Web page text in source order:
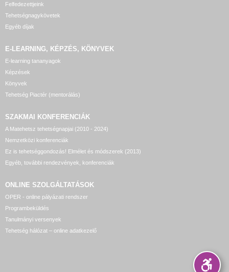
Felfedezettjeink
Tehetségnagykövetek
Egyéb díjak
E-LEARNING, KÉPZÉS, KÖNYVEK
E-learning tananyagok
Képzések
Könyvek
Tehetség Piactér (mentorálás)
SZAKMAI KONFERENCIÁK
A Matehetsz tehetségnapjai (2010 - 2024)
Nemzetközi konferenciák
Ez is tehetséggondozás! Elmélet és módszerek (2013)
Egyéb, további rendezvények, konferenciák
ONLINE SZOLGÁLTATÁSOK
OPER - online pályázati rendszer
Programbeküldés
Tanulmányi versenyek
Tehetség hálózat – online adatkezelő